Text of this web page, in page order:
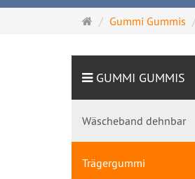
Startseite
Gummi Gummis
GUMMI GUMMIS
Wäscheband dehnbar
Trägergummi